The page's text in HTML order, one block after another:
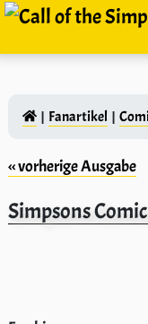
Fanartikel
‹‹ vorherige Ausgabe
Simpsons